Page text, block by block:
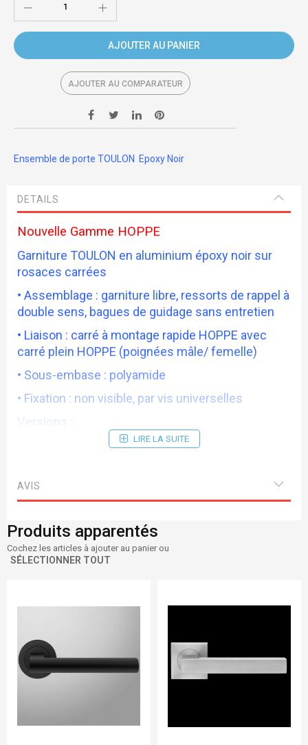
AJOUTER AU PANIER
AJOUTER AU COMPARATEUR
Ensemble de porte TOULON Epoxy Noir
DETAILS
Nouvelle Gamme HOPPE
Garniture TOULON en aluminium époxy noir sur
rosaces carrées
• Assemblage : garniture libre, ressorts de rappel à
double sens, bagues de guidage sans entretien
• Liaison : carré à montage rapide HOPPE avec
carré plein HOPPE (poignées mâle/ femelle)
• Sous-embase : polyamide
• Fixation : non visible, par vis universelles
Versions :
avec rosaces clés
avec rosaces condamnation
LIRE LA SUITE
AVIS
Produits apparentés
Cochez les articles à ajouter au panier ou
SÉLECTIONNER TOUT